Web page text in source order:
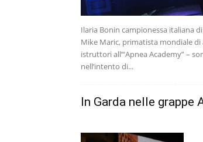
Ilaria Bonin campionessa italiana
Mike Maric, primatista mondiale
istruttori all’“Apnea Academy” –
nell’intento di...
In Garda nelle grappe